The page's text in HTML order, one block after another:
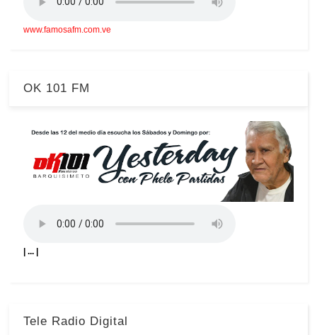
www.famosafm.com.ve
OK 101 FM
| ... |
Tele Radio Digital